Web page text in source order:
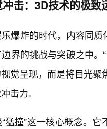
击：3D技术的极致
爆炸的时代，内容同
界的挑战与突破之中
觉呈现，而是将目光
击力。
猛撞”这一核心概念。